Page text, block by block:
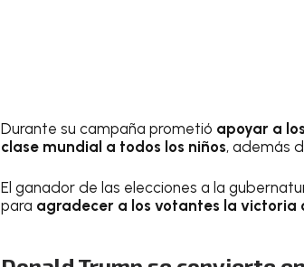
Durante su campaña prometió apoyar a
clase mundial a todos los niños, además
El ganador de las elecciones a la
para agradecer a los votantes la victoria